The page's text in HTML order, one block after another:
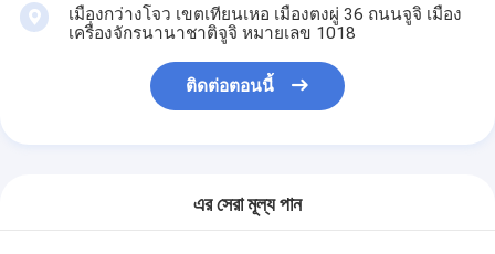
เมืองกว่างโจว เขตเทียนเหอ เมืองตงผู่ 36 ถนนจูจิ เมือง
เครื่องจักรนานาชาติจูจิ หมายเลข 1018
ติดต่อตอนนี้
এর সেরা মূল্য পান